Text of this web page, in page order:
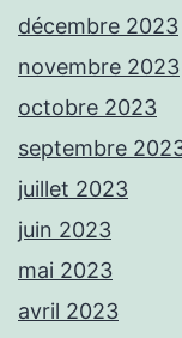
décembre 2023
novembre 2023
octobre 2023
septembre
juillet 2023
juin 2023
mai 2023
avril 2023